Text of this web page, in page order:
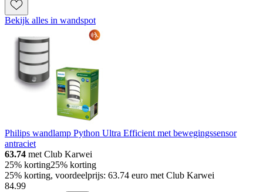
Bekijk alles in wandspot
Philips wandlamp Python Ultra Efficient met bewegingssensor
antraciet
63.74 met Club Karwei
25% korting25% korting
25% korting, voordeelprijs: 63.74 euro met Club Karwei
84.99